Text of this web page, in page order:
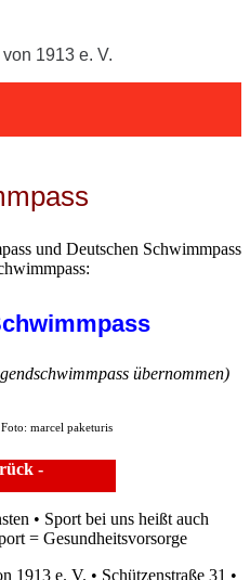
1913 e. V.
und Deutschen Schwimmpass
übernommen)
marcel paketuris
-
• Sport bei uns heißt auch
= Gesundheitsvorsorge
1913 e. V. • Schützenstraße 31 •